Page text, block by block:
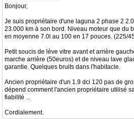
Bonjour,
Je suis propriétaire d'une laguna 2 phase 2
23.000 km à son bord. Niveau moteur que du
en moyenne 7.0l au 100 en 17 pouces. (225/
Petit soucis de lève vitre avant et arrière
marche arrière (50euros) et de niveau lave
garantie. Quelques bruits dans l'habitacle.
Ancien propriétaire d'un 1.9 dci 120 pas de
dépend comment l'ancien propriétaire utilisé
fiabilité ...
Cordialement.